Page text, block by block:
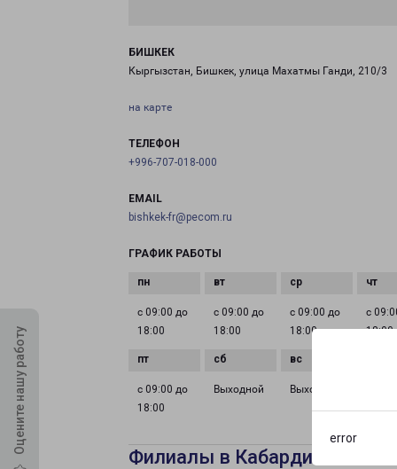
error
Оцените нашу работу
БИШКЕК
Кыргызстан, Бишкек, улица Махатмы Ганди, 210/3
на карте
ТЕЛЕФОН
+996-707-018-000
EMAIL
bishkek-fr@pecom.ru
ГРАФИК РАБОТЫ
с 09:00 до
18:00
с 09:00 до
18:00
с 09:00 до
18:00
с
18:00
с 09:00 до
18:00
Выходной Выходной
Филиалы в Кабардино-